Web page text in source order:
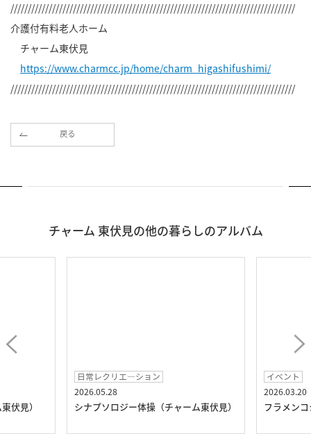
//////////////////////////////////////////////////////////////////////////////////
介護付有料老人ホーム
チャーム東伏見
https://www.charmcc.jp/home/charm_higashifushimi/
//////////////////////////////////////////////////////////////////////////////////
戻る
チャーム 東伏見の他の暮らしのアルバム
伏見）
日常レクリエ―ション
2026.05.28
シナプソロジー体操（チャーム東伏見）
イベント
2026.03.20
フラメン